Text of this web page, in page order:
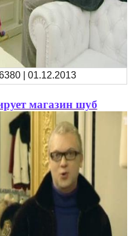
| 01.12.2013
магазин шуб